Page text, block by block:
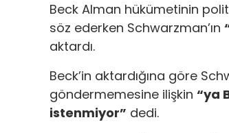
Beck Alman hükümetinin
söz ederken Schwarzman’ın
aktardı.
Beck’in aktardığına göre
göndermemesine ilişkin “ya
istenmiyor” dedi.